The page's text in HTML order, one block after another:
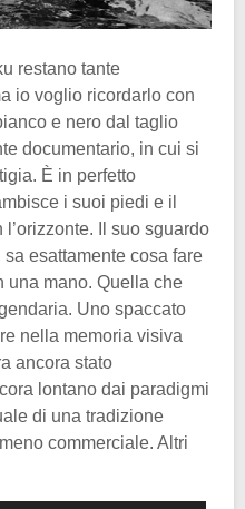
restano tante
io voglio ricordarlo con
e nero dal taglio
documentario, in cui si
È in perfetto
i suoi piedi e il
Il suo sguardo
esattamente cosa fare
una mano. Quella che
Uno spaccato
nella memoria visiva
ancora stato
lontano dai paradigmi
di una tradizione
commerciale. Altri